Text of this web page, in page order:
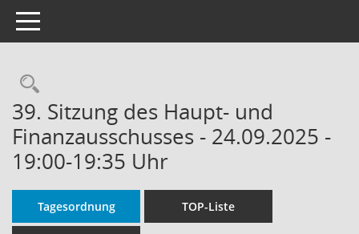
Toggle navigation
Rechercheauswahl
39. Sitzung des Haupt- und
Finanzausschusses - 24.09.2025 -
19:00-19:35 Uhr
Tagesordnung TOP-Liste